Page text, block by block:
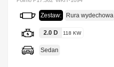
Zestaw: Rura wydechowa
2.0 D 118 KW
Sedan